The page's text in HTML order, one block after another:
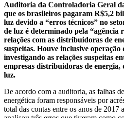
Auditoria da Controladoria Geral
que os brasileiros pagaram R$5,2
luz devido a “erros técnicos” no
de luz é determinado pela “agência
relações com as distribuidoras de
suspeitas. Houve inclusive
investigando as relações suspeitas
empresas distribuidoras de energia,
luz.
De acordo com a auditoria, as falhas
energética foram responsáveis por
total das contas entre os anos de